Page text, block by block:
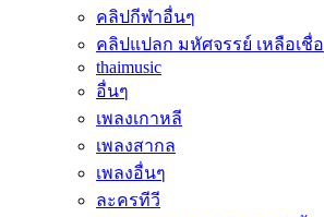
คลิปกีฬาอื่นๆ
คลิปแปลก มหัศจรรย์ เหลือเชื่อ
thaimusic
อื่นๆ
เพลงเกาหลี
เพลงสากล
เพลงอื่นๆ
ละครทีวี